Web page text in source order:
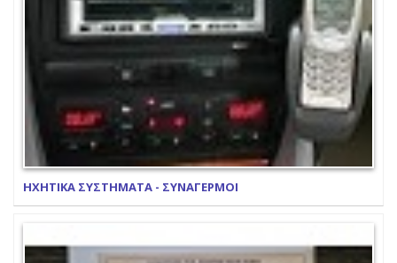
ΗΧΗΤΙΚΑ ΣΥΣΤΗΜΑΤΑ - ΣΥΝΑΓΕΡΜΟΙ